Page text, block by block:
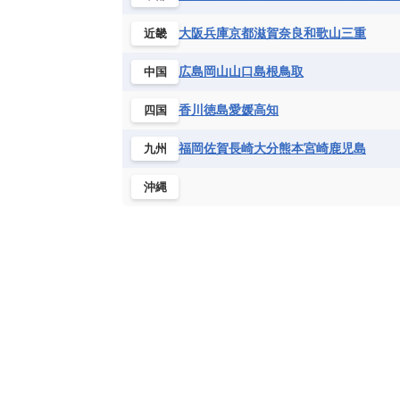
近畿 大阪兵庫京都滋賀奈良和歌山三重
中国 広島岡山山口島根鳥取
四国 香川 徳島愛媛高知
九州 福岡佐賀長崎大分熊本宮崎鹿児島
沖縄